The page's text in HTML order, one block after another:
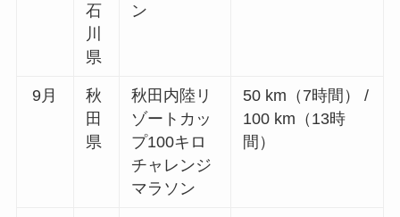
石
川
県
ン
9月
秋
田
県
秋田内陸リ
ゾートカッ
プ100キロ
チャレンジ
マラソン
50 km（7時間） /
100 km（13時
間）